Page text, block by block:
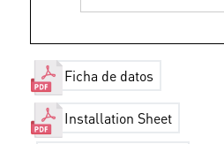
Ficha de datos
Installation Sheet